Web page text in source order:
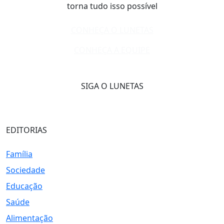
torna tudo isso possível
SIGA O LUNETAS
EDITORIAS
Família
Sociedade
Educação
Saúde
Alimentação